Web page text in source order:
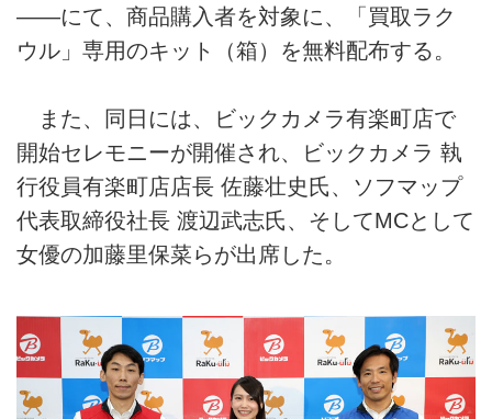
――にて、商品購入者を対象に、「買取ラク
ウル」専用のキット（箱）を無料配布する。
また、同日には、ビックカメラ有楽町店で
開始セレモニーが開催され、ビックカメラ 執
行役員有楽町店店長 佐藤壮史氏、ソフマップ
代表取締役社長 渡辺武志氏、そしてMCとして
女優の加藤里保菜らが出席した。